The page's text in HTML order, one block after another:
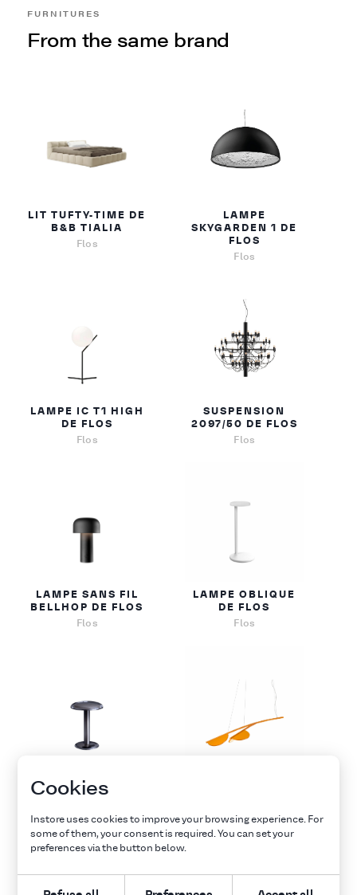
From the same brand
FURNITURES
LIT TUFTY-TIME DE
B&B TIALIA
Flos
LAMPE
SKYGARDEN 1 DE
FLOS
Flos
LAMPE IC T1 HIGH
DE FLOS
Flos
SUSPENSION
2097/50 DE FLOS
Flos
LAMPE SANS FIL
BELLHOP DE FLOS
Flos
LAMPE OBLIQUE
DE FLOS
Flos
LAMPE SANS FIL
GUSTAVE DE FLOS
Flos
Cookies
Instore uses cookies to improve your browsing experience. For
some of them, your consent is required. You can set your
preferences via the button below.